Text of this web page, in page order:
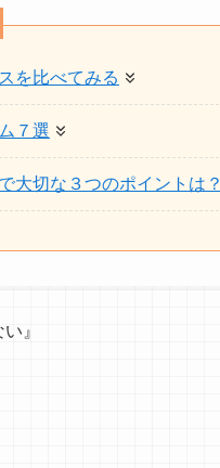
を比べてみる
７選
大切な３つのポイントは？
』